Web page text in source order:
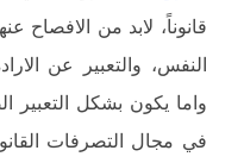
قانوناً، لابد من الافصاح
النفس، والتعبير عن
في مجال التصرفات